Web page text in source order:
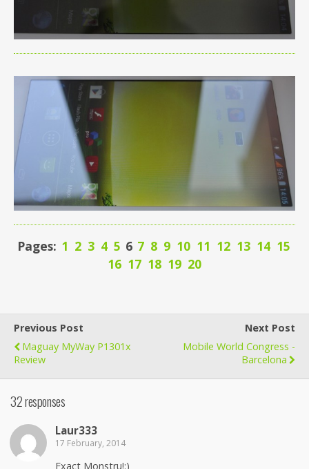
Pages: 1 2 3 4 5 6 7 8 9 10 11 12 13 14 15
16 17 18 19 20
Previous Post
Maguay MyWay P1301x
Review
Next Post
Mobile World Congress -
Barcelona
32 responses
Laur333
17 February, 2014
Exact Monstru!:)